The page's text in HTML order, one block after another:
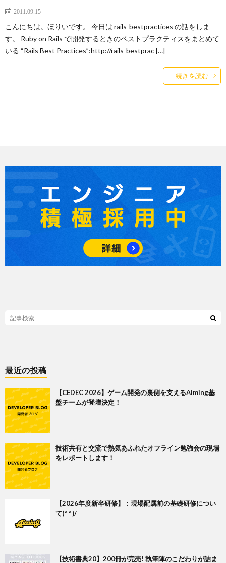
2011.09.15
こんにちは。ほりいです。 今日は rails-bestpractices の話をしま
す。 Ruby on Rails で開発するときのベストプラクティスをまとめて
いる “Rails Best Practices”:http://rails-bestprac […]
続きを読む
最近の投稿
【CEDEC 2026】ゲーム開発の裏側を支えるAiming基
盤チームが登壇決定！
技術共有と交流で熱気あふれたオフライン勉強会の現場
をレポートします！
【2026年度新卒研修】：現場配属前の基礎研修につい
て(^^)/
【技術書典20】200冊が完売! 執筆陣のこだわりが詰ま